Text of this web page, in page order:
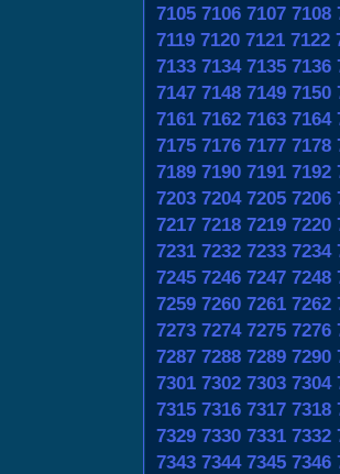
7105 7106 7107 7108
7119 7120 7121 7122
7133 7134 7135 7136
7147 7148 7149 7150
7161 7162 7163 7164
7175 7176 7177 7178
7189 7190 7191 7192
7203 7204 7205 7206
7217 7218 7219 7220
7231 7232 7233 7234
7245 7246 7247 7248
7259 7260 7261 7262
7273 7274 7275 7276
7287 7288 7289 7290
7301 7302 7303 7304
7315 7316 7317 7318
7329 7330 7331 7332
7343 7344 7345 7346